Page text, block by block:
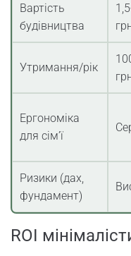
Вартість
будівництва
Утримання/рік
Ергономіка
для сім’ї
Ризики (дах,
фундамент)
ROI